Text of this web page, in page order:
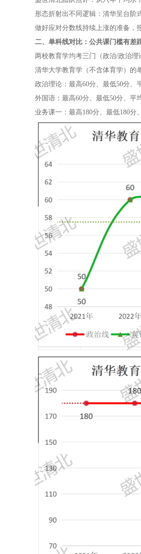
形态折射出不同逻辑：清华呈台阶
做好应对分数线持续上涨的准备，
二、单科线对比：公共课门槛有差
两校教育学均考三门（政治/政治理
清华大学教育学（不含体育学）的
政治理论：最高60分、最低50分、
外国语：最高60分、最低50分、平
业务课一：最高180分、最低180分